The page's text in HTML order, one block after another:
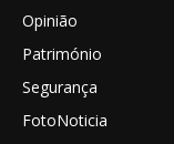
Opinião
Património
Segurança
FotoNoticia